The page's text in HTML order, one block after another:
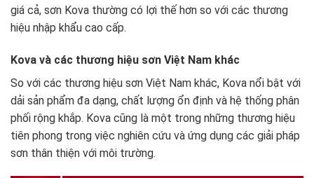
giá cả, sơn Kova thường có lợi thế hơn so với các thương
hiệu nhập khẩu cao cấp.
Kova và các thương hiệu sơn Việt Nam khác
So với các thương hiệu sơn Việt Nam khác, Kova nổi bật với
dải sản phẩm đa dạng, chất lượng ổn định và hệ thống phân
phối rộng khắp. Kova cũng là một trong những thương hiệu
tiên phong trong việc nghiên cứu và ứng dụng các giải pháp
sơn thân thiện với môi trường.